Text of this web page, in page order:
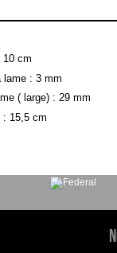
10 cm
lame : 3 mm
( large) : 29 mm
: 15,5 cm